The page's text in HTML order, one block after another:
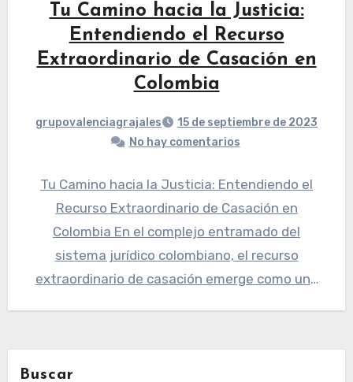
Tu Camino hacia la Justicia:
Entendiendo el Recurso
Extraordinario de Casación en
Colombia
grupovalenciagrajales
15 de septiembre de 2023
No hay comentarios
Tu Camino hacia la Justicia: Entendiendo el
Recurso Extraordinario de Casación en
Colombia En el complejo entramado del
sistema jurídico colombiano, el recurso
extraordinario de casación emerge como una
Buscar